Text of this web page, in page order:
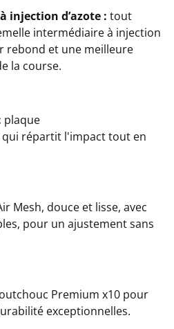
injection d’azote : tout
intermédiaire à injection
rebond et une meilleure
la course.
plaque
qui répartit l'impact tout en
Mesh, douce et lisse, avec
pour un ajustement sans
Premium x10 pour
exceptionnelles.